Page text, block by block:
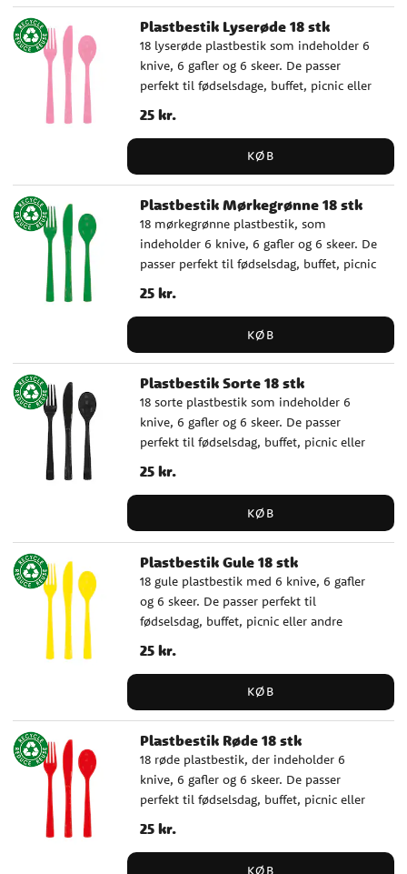
Plastbestik Lyserøde 18 stk
18 lyserøde plastbestik som indeholder 6
knive, 6 gafler og 6 skeer. De passer
perfekt til fødselsdage, buffet, picnic eller
andre lejligheder, hvor du vil dække bord
nemt, praktisk og farverigt. ✓ Indeholder
Genanvendelige og tåler opvaskemaskine
Pris:25 kr.
25 kr.
KØB
Plastbestik Mørkegrønne 18 stk
18 mørkegrønne plastbestik, som
indeholder 6 knive, 6 gafler og 6 skeer. De
passer perfekt til fødselsdag, buffet, picnic
eller andre lejligheder, hvor du ønsker at
dække bord nemt, praktisk og farverigt. ✓
Genanvendelige og tåler opvaskemaskine
Pris:25 kr.
25 kr.
KØB
Plastbestik Sorte 18 stk
18 sorte plastbestik som indeholder 6
knive, 6 gafler og 6 skeer. De passer
perfekt til fødselsdag, buffet, picnic eller
andre lejligheder, hvor du ønsker at dække
Genanvendelige og tåler opvaskemaskine
Pris:25 kr.
25 kr.
KØB
Plastbestik Gule 18 stk
18 gule plastbestik med 6 knive, 6 gafler
og 6 skeer. De passer perfekt til
fødselsdag, buffet, picnic eller andre
lejligheder, hvor du vil dække bord nemt,
praktisk og farverigt. ✓ Indeholder 6
Genanvendelige og tåler opvaskemaskine
Pris:25 kr.
25 kr.
KØB
Plastbestik Røde 18 stk
18 røde plastbestik, der indeholder 6
knive, 6 gafler og 6 skeer. De passer
perfekt til fødselsdag, buffet, picnic eller
andre lejligheder, hvor du ønsker at dække
bord enkelt, praktisk og farverigt. ✓
Pris:25 kr.
25 kr.
KØB